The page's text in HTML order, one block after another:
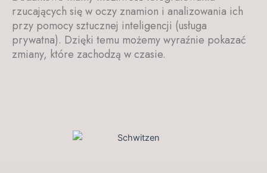
rzucających się w oczy znamion i analizowania ich
przy pomocy sztucznej inteligencji (usługa
prywatna). Dzięki temu możemy wyraźnie pokazać
zmiany, które zachodzą w czasie.